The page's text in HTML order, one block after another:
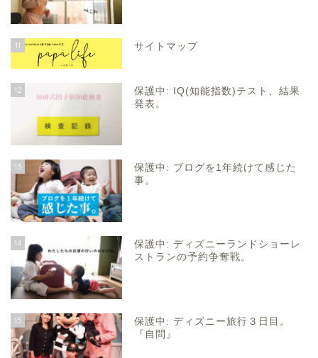
11 サイトマップ
12
保護中: IQ(知能指数)テスト、結果
発表。
13
保護中: ブログを1年続けて感じた
事。
14
保護中: ディズニーランドショーレ
ストランの予約争奪戦。
15
保護中: ディズニー旅行３日目。
『自問』